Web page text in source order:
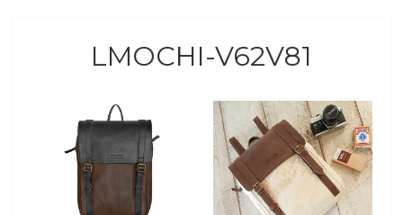
LMOCHI-V62V81